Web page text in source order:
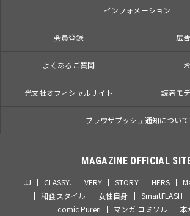
インフォメーション
会員登録 広
よくあるご質問
光文社オフィシャルサイト 読者モ
ブラウザプッシュ通知について
MAGAZINE OFFICIAL
JJ CLASSY. VERY STORY HERS
和食スタイル
女性自身 SmartFLASH
comic Pureri
マンガ コミソル 本